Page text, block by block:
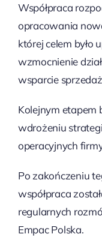
Współpraca
opracowania
której celem było
wzmocnienie
wsparcie
Kolejnym etapem
wdrożeniu
operacyjnych
Po zakończeniu
współpraca
regularnych
Empac Polska.